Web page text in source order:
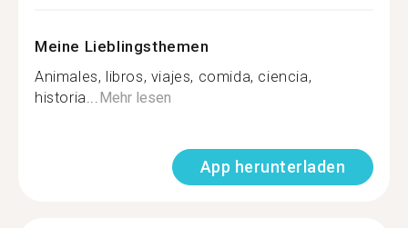
Meine Lieblingsthemen
Animales, libros, viajes, comida, ciencia,
historia...Mehr lesen
App herunterladen